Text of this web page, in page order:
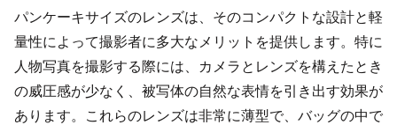
パンケーキサイズのレンズは、そのコンパクトな設計と軽
量性によって撮影者に多大なメリットを提供します。特に
人物写真を撮影する際には、カメラとレンズを構えたとき
の威圧感が少なく、被写体の自然な表情を引き出す効果が
あります。これらのレンズは非常に薄型で、バッグの中で